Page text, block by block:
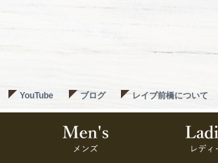
YouTube ブログ レイブ前橋について